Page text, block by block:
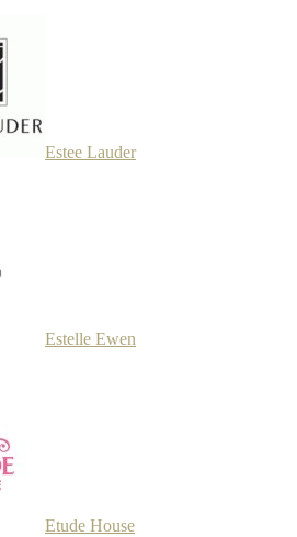
Estee Lauder
Estelle Ewen
Etude House